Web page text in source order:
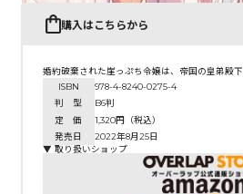
購入はこちらから
婚約破棄された崖っぷち令嬢は、帝国の皇弟殿
ISBN
978-4-8240-0275-4
判 型
B6判
定 価
1,320円（税込）
発売日
2022年8月25日
▼ 取り扱いショップ